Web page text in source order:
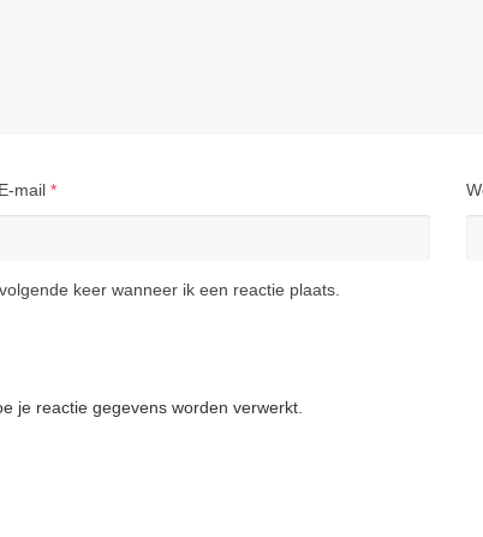
E-mail *
keer wanneer ik een reactie plaats.
je reactie gegevens worden verwerkt